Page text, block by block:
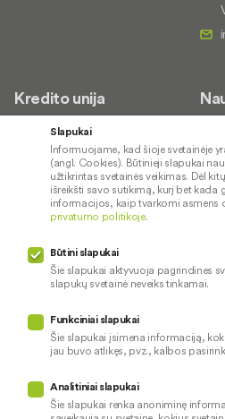
Kredito unija
Apie mus
Kontaktai
Karjera
Socialinė atsakomybė
Privatumo politika
Naudojami slapukai
Pinigų plovimo prevencija
Slapukai
Informuojame, kad šioje svetainėje
(angl. Cookies). Būtinieji slapukai
užtikrintas svetainės veikimas. Dėl
išreikšti savo sutikimą, kurį bet kada
informacijos, kaip tvarkomi asmens
privatumo politikoje.
Būtini slapukai
Šie slapukai aktyvuoja pagrindines
slapukų svetainė neveiks tinkamai.
Funkciniai slapukai
Šie slapukai įsimena informaciją,
jau buvo atlikęs, pvz., kalbos
Analitiniai slapukai
Šie slapukai renka anoniminę